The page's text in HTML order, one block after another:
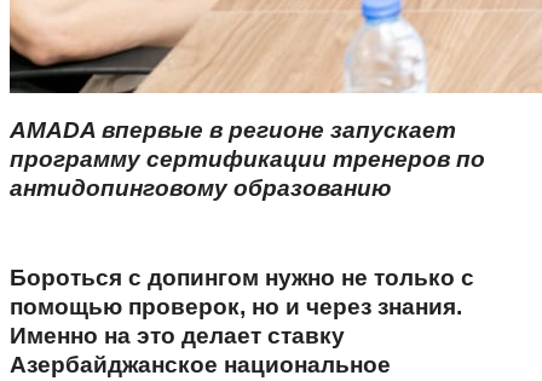
AMADA впервые в регионе запускает
программу сертификации тренеров по
антидопинговому образованию
Бороться с допингом нужно не только с
помощью проверок, но и через знания.
Именно на это делает ставку
Азербайджанское национальное